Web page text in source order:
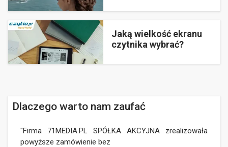
Jaką wielkość ekranu
czytnika wybrać?
Dlaczego warto nam zaufać
"Firma 71MEDIA.PL SPÓŁKA AKCYJNA zrealizowała
powyższe zamówienie bez